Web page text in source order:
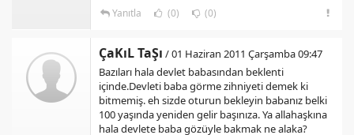
Yanıtla (0) (0)
ÇaKıL TaŞı / 01 Haziran 2011 Çarşamba 09:47
Bazıları hala devlet babasından beklenti
içinde.Devleti baba görme zihniyeti demek ki
bitmemiş. eh sizde oturun bekleyin babanız belki
100 yaşında yeniden gelir başınıza. Ya allahaşkına
hala devlete baba gözüyle bakmak ne alaka?